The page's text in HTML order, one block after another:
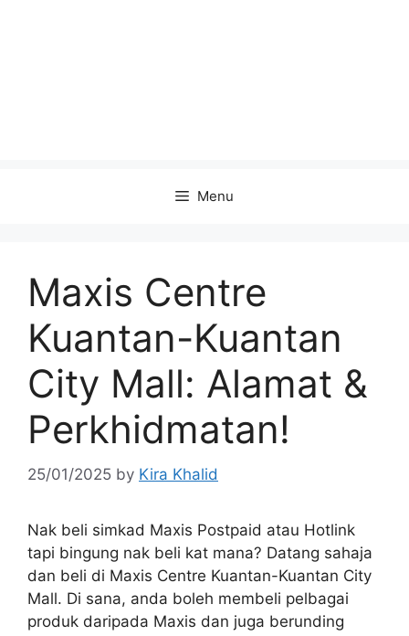
Menu
Maxis Centre
Kuantan-Kuantan
City Mall: Alamat &
Perkhidmatan!
25/01/2025 by Kira Khalid
Nak beli simkad Maxis Postpaid atau Hotlink
tapi bingung nak beli kat mana? Datang sahaja
dan beli di Maxis Centre Kuantan-Kuantan City
Mall. Di sana, anda boleh membeli pelbagai
produk daripada Maxis dan juga berunding